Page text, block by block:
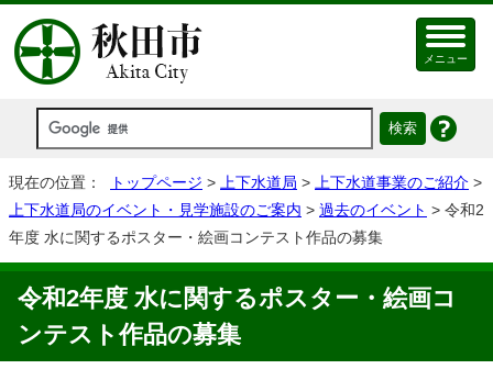
メニュー
現在の位置： トップページ > 上下水道局 > 上下水道事業のご紹介 >
上下水道局のイベント・見学施設のご案内 > 過去のイベント > 令和2
年度 水に関するポスター・絵画コンテスト作品の募集
令和2年度 水に関するポスター・絵画コ
ンテスト作品の募集